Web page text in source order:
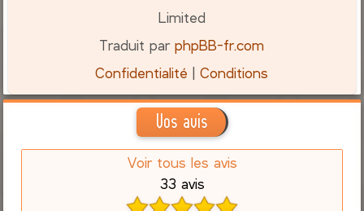
Limited
Traduit parphpBB-fr.com
Confidentialité |Conditions
Vos avis
Voir tous les avis
33 avis